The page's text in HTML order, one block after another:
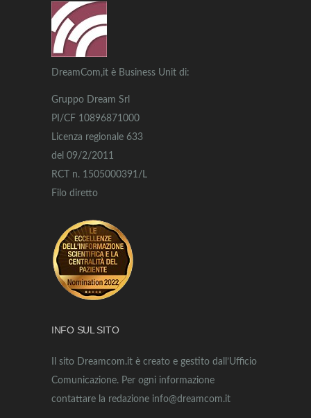
DreamCom,it è Business Unit di:
Gruppo Dream Srl
PI/CF 10896871000
Licenza regionale 633
del 09/2/2011
RCT n. 1505000391/L
Filo diretto
INFO SUL SITO
Il sito Dreamcom.it è creato e gestito dall’Ufficio
Comunicazione. Per ogni informazione
contattare la redazione info@dreamcom.it